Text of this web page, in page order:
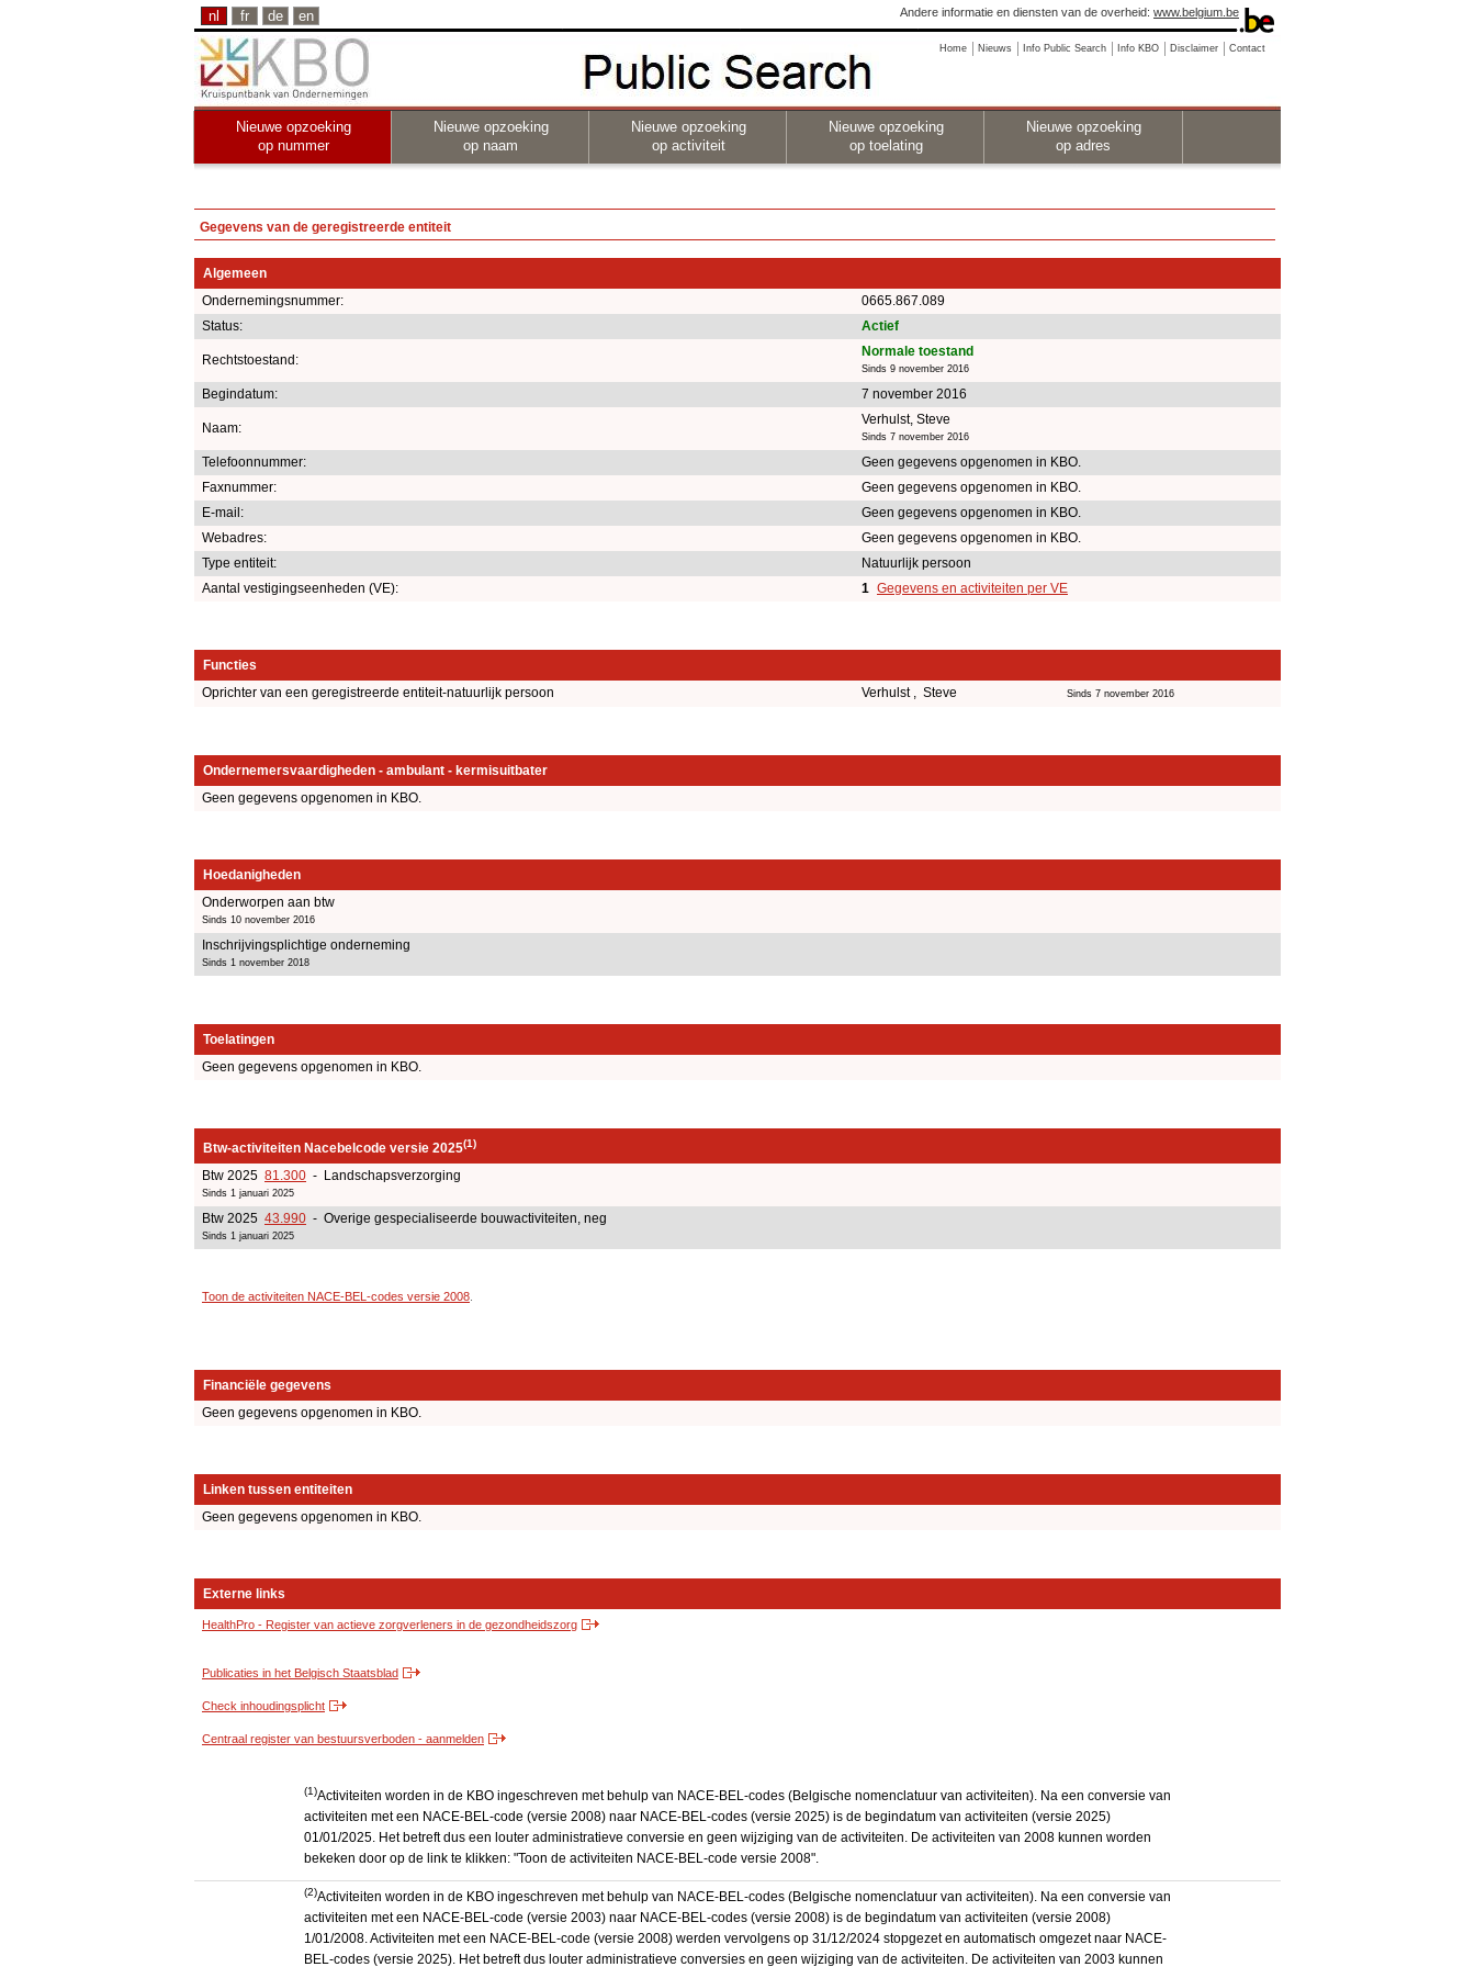
nl fr de en Andere informatie en diensten van de overheid: www.belgium.be
Home Nieuws Info Public Search Info KBO Disclaimer Contact
Nieuwe opzoeking
op nummer
Nieuwe opzoeking
op naam
Nieuwe opzoeking
op activiteit
Nieuwe opzoeking
op toelating
Nieuwe opzoeking
op adres
Gegevens van de geregistreerde entiteit
Algemeen
Ondernemingsnummer:
0665.867.089
Status:
Actief
Rechtstoestand:
Normale toestand
Sinds 9 november 2016
Begindatum: 7 november 2016
Naam:
Verhulst, Steve
Sinds 7 november 2016
Telefoonnummer:
Geen gegevens opgenomen in KBO.
Faxnummer:
Geen gegevens opgenomen in KBO.
E-mail:
Geen gegevens opgenomen in KBO.
Webadres:
Geen gegevens opgenomen in KBO.
Type entiteit:
Natuurlijk persoon
Aantal vestigingseenheden (VE):
1 Gegevens en activiteiten per VE
Functies
Oprichter van een geregistreerde entiteit-natuurlijk persoon
Verhulst , Steve Sinds 7 november 2016
Ondernemersvaardigheden - ambulant - kermisuitbater
Geen gegevens opgenomen in KBO.
Hoedanigheden
Onderworpen aan btw
Sinds 10 november 2016
Inschrijvingsplichtige onderneming
Sinds 1 november 2018
Toelatingen
Geen gegevens opgenomen in KBO.
Btw-activiteiten Nacebelcode versie 2025(1)
Btw 2025 81.300 - Landschapsverzorging
Sinds 1 januari 2025
Btw 2025 43.990 - Overige gespecialiseerde bouwactiviteiten, neg
Sinds 1 januari 2025
Toon de activiteiten NACE-BEL-codes versie 2008
Financiële gegevens
Geen gegevens opgenomen in KBO.
Linken tussen entiteiten
Geen gegevens opgenomen in KBO.
Externe links
HealthPro - Register van actieve zorgverleners in de gezondheidszorg
Publicaties in het Belgisch Staatsblad
Check inhoudingsplicht
Centraal register van bestuursverboden - aanmelden
(1)Activiteiten worden in de KBO ingeschreven met behulp van NACE-BEL-codes (Belgische nomenclatuur van activiteiten). Na een conversie van
activiteiten met een NACE-BEL-code (versie 2008) naar NACE-BEL-codes (versie 2025) is de begindatum van activiteiten (versie 2025)
01/01/2025. Het betreft dus een louter administratieve conversie en geen wijziging van de activiteiten. De activiteiten van 2008 kunnen worden
bekeken door op de link te klikken: "Toon de activiteiten NACE-BEL-code versie 2008".
(2)Activiteiten worden in de KBO ingeschreven met behulp van NACE-BEL-codes (Belgische nomenclatuur van activiteiten). Na een conversie van
activiteiten met een NACE-BEL-code (versie 2003) naar NACE-BEL-codes (versie 2008) is de begindatum van activiteiten (versie 2008)
1/01/2008. Activiteiten met een NACE-BEL-code (versie 2008) werden vervolgens op 31/12/2024 stopgezet en automatisch omgezet naar NACE-
BEL-codes (versie 2025). Het betreft dus louter administratieve conversies en geen wijziging van de activiteiten. De activiteiten van 2003 kunnen